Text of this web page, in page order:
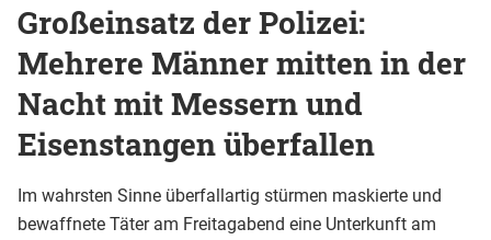
Großeinsatz der Polizei:
Mehrere Männer mitten in der
Nacht mit Messern und
Eisenstangen überfallen
Im wahrsten Sinne überfallartig stürmen maskierte und
bewaffnete Täter am Freitagabend eine Unterkunft am